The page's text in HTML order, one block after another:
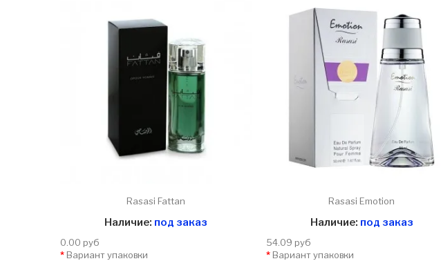
Rasasi Fattan
Наличие: под заказ
0.00 руб
Вариант упаковки
Rasasi Emotion
Наличие: под заказ
54.09 руб
Вариант упаковки